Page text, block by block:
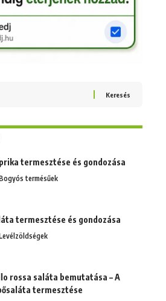
termesztése és gondozása
termésűek
termesztése és gondozása
rossa saláta bemutatása – A
termesztése